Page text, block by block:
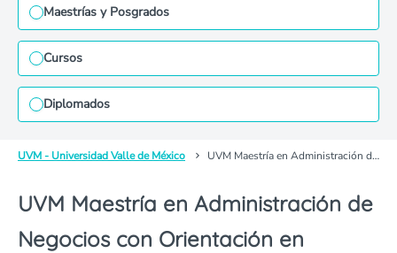
Maestrías y Posgrados
Cursos
Diplomados
UVM - Universidad Valle de México UVM Maestría en Administración de Negocios con Orientación en Dirección de Talento
UVM Maestría en Administración de
Negocios con Orientación en